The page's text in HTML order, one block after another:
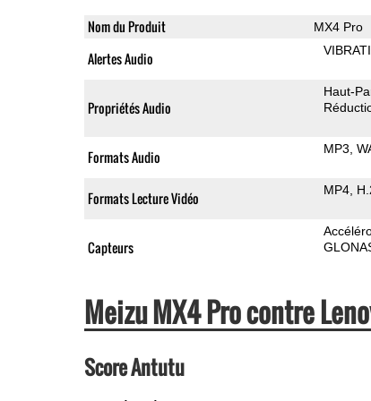
Nom du Produit MX4 Pro
Alertes Audio
Propriétés Audio
Haut-
Formats Audio MP3
Formats Lecture Vidéo MP4
Capteurs
Meizu MX4 Pro contre
Score Antutu